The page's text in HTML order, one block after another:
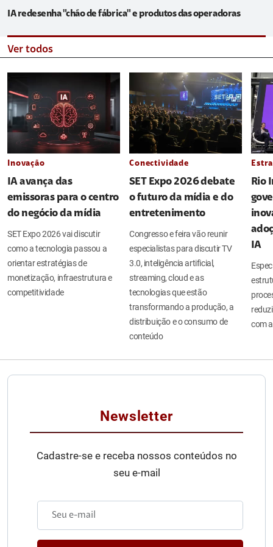
IA redesenha "chão de fábrica" e produtos das operadoras
Ver todos
Inovação
IA avança das
emissoras para o centro
do negócio da mídia
SET Expo 2026 vai discutir
como a tecnologia passou a
orientar estratégias de
monetização, infraestrutura e
competitividade
Conectividade
SET Expo 2026 debate
o futuro da mídia e do
entretenimento
Congresso e feira vão reunir
especialistas para discutir TV
3.0, inteligência artificial,
streaming, cloud e as
tecnologias que estão
transformando a produção, a
distribuição e o consumo de
conteúdo
Rio
IA
com
Newsletter
Cadastre-se e receba nossos conteúdos no
seu e-mail